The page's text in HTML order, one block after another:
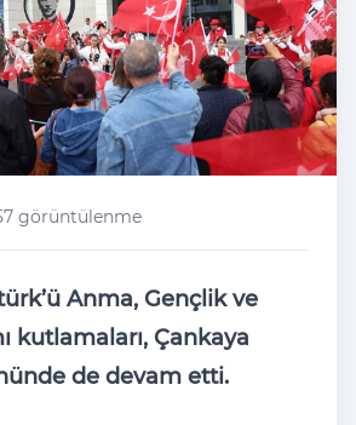
görüntülenme
Anma, Gençlik ve
kutlamaları, Çankaya
de devam etti.